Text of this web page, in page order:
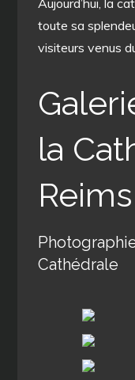
Aujourd’hui, la
toute sa
visiteurs venus
la
Reims
Cathédrale